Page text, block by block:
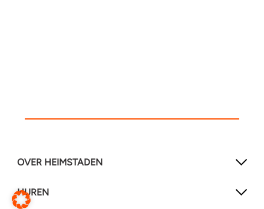
OVER HEIMSTADEN
HUREN